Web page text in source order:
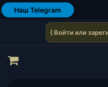
Наш Telegram
{ Войти или
Просмотр